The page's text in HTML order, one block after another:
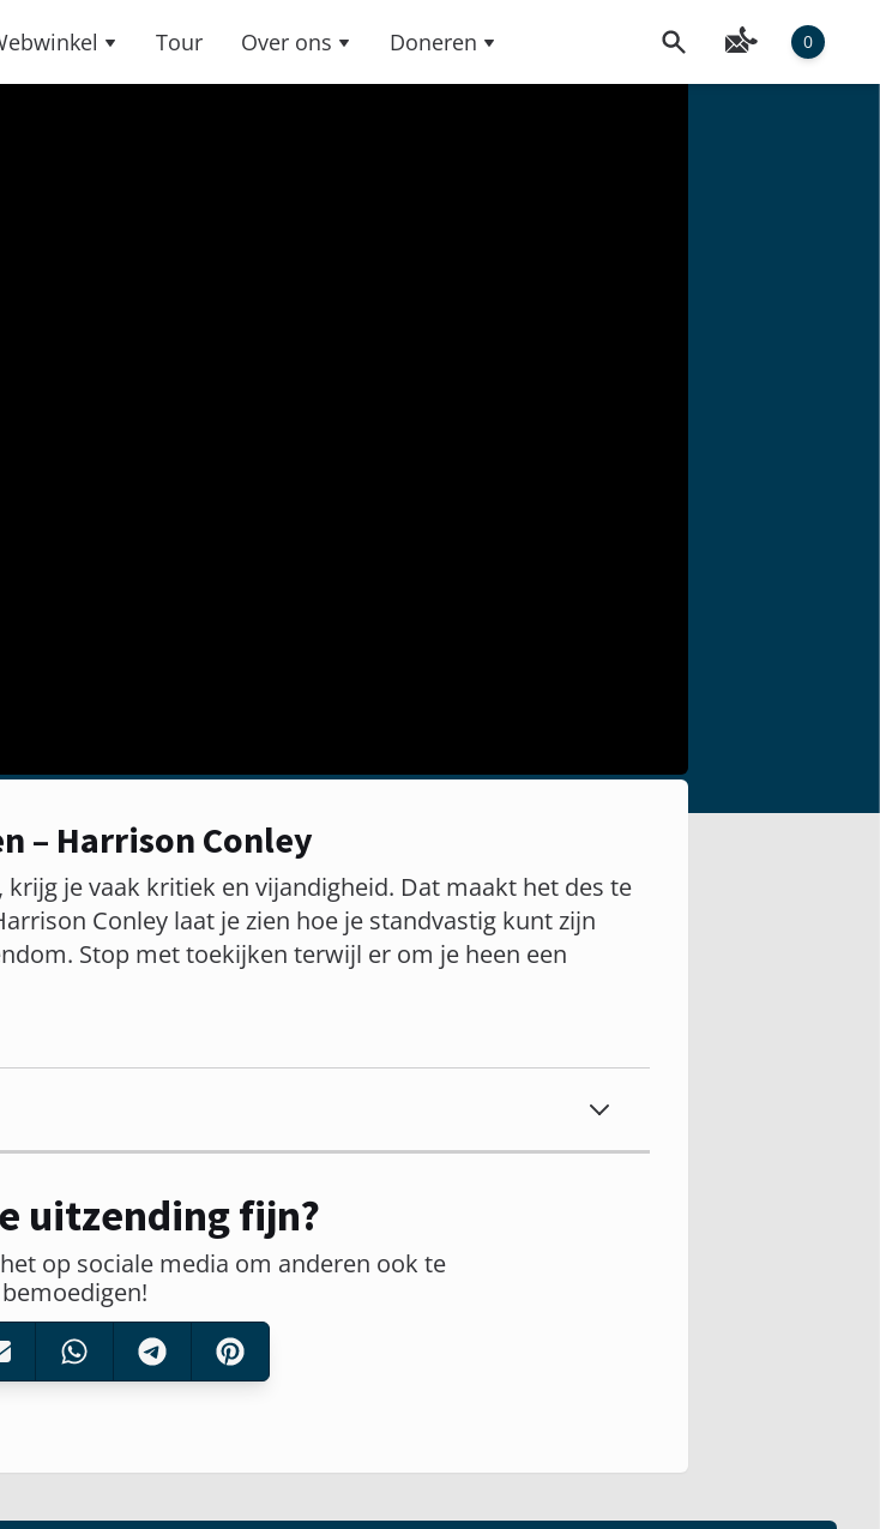
Tour Over ons Doneren 0
– Harrison Conley
je vaak kritiek en vijandigheid. Dat maakt het des te
Conley laat je zien hoe je standvastig kunt zijn
Stop met toekijken terwijl er om je heen een
uitzending fijn?
op sociale media om anderen ook te
bemoedigen!